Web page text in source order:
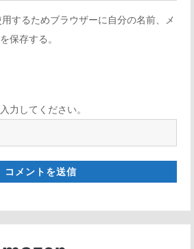
するためブラウザーに自分の名前、メ
保存する。
力してください。